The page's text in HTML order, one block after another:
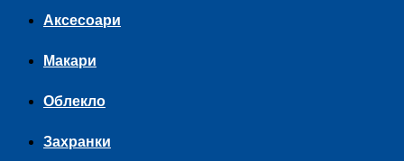
Аксесоари
Макари
Облекло
Захранки